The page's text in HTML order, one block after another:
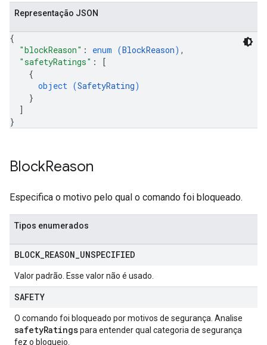
Representação JSON
{
"blockReason" : enum (BlockReason) ,
"safetyRatings" :
[
{
object (SafetyRating)
}
]
}
BlockReason
Especifica o motivo pelo qual o comando foi bloqueado.
Tipos enumerados
BLOCK_ REASON UNSPECIFIED
Valor padrão. Esse valor não é usado.
SAFETY
O comando foi bloqueado por motivos de segurança. Analise
safetyRatingspara entender qual categoria de segurança
fez o bloqueio.